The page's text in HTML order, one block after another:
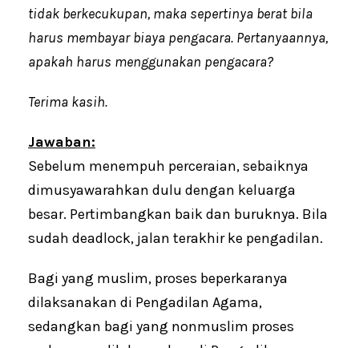
tidak berkecukupan, maka sepertinya berat bila
harus membayar biaya pengacara. Pertanyaannya,
apakah harus menggunakan pengacara?
Terima kasih.
Jawaban:
Sebelum menempuh perceraian, sebaiknya
dimusyawarahkan dulu dengan keluarga
besar. Pertimbangkan baik dan buruknya. Bila
sudah deadlock, jalan terakhir ke pengadilan.
Bagi yang muslim, proses beperkaranya
dilaksanakan di Pengadilan Agama,
sedangkan bagi yang nonmuslim proses